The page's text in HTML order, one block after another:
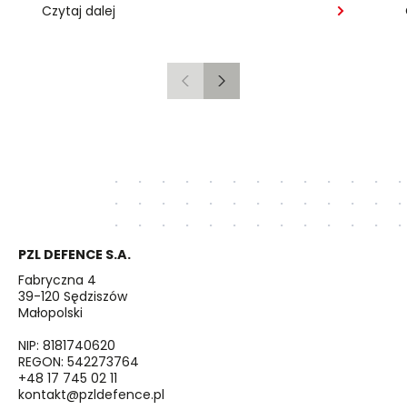
Czytaj dalej
PoprzedniNastępny
PZL DEFENCE S.A.
Fabryczna 4
39-120 Sędziszów
Małopolski
NIP: 8181740620
REGON: 542273764
+48 17 745 02 11
kontakt@pzldefence.pl